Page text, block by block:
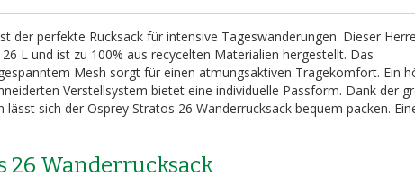
der perfekte Rucksack für intensive Tageswanderungen. Dieser
L und ist zu 100% aus recycelten Materialien hergestellt. Das
Mesh sorgt für einen atmungsaktiven Tragekomfort. Ein
Verstellsystem bietet eine individuelle Passform. Dank der
sich der Osprey Stratos 26 Wanderrucksack bequem packen.
26 Wanderrucksack